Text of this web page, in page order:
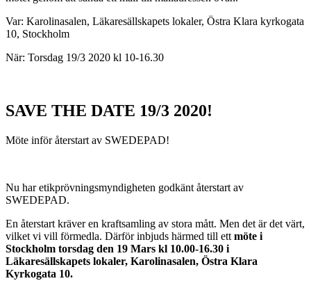
Var: Karolinasalen, Läkaresällskapets lokaler, Östra Klara kyrkogata
10, Stockholm
När: Torsdag 19/3 2020 kl 10-16.30
SAVE THE DATE 19/3 2020!
Möte inför återstart av SWEDEPAD!
Nu har etikprövningsmyndigheten godkänt återstart av
SWEDEPAD.
En återstart kräver en kraftsamling av stora mått. Men det är det värt,
vilket vi vill förmedla. Därför inbjuds härmed till ett möte i
Stockholm torsdag den 19 Mars kl 10.00-16.30 i
Läkaresällskapets lokaler, Karolinasalen, Östra Klara
Kyrkogata 10.